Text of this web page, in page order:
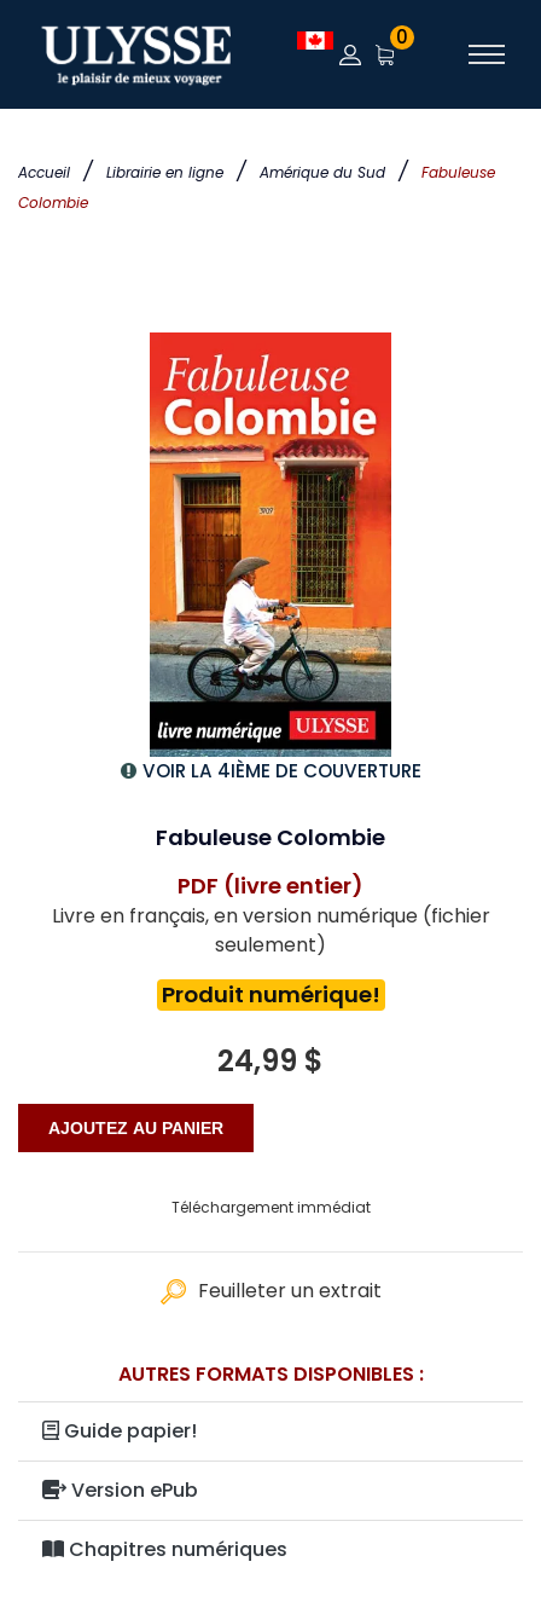
Accueil / Librairie en ligne / Amérique du Sud /
Fabuleuse
Colombie
0
VOIR LA 4IÈME DE COUVERTURE
Fabuleuse Colombie
PDF (livre entier)
Livre en français, en version numérique (fichier
seulement)
Produit numérique!
24,99 $
Téléchargement immédiat
Feuilleter un extrait
AUTRES FORMATS DISPONIBLES :
Guide papier!
Version ePub
Chapitres numériques